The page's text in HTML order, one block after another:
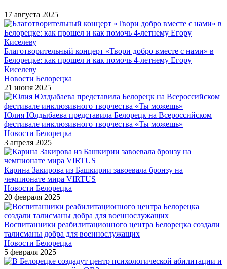
17 августа 2025
Благотворительный концерт «Твори добро вместе с нами» в
Белорецке: как прошел и как помочь 4-летнему Егору
Киселеву
Новости Белорецка
21 июня 2025
Юлия Юлдыбаева представила Белорецк на Всероссийском
фестивале инклюзивного творчества «Ты можешь»
Новости Белорецка
3 апреля 2025
Карина Закирова из Башкирии завоевала бронзу на
чемпионате мира VIRTUS
Новости Белорецка
20 февраля 2025
Воспитанники реабилитационного центра Белорецка создали
талисманы добра для военнослужащих
Новости Белорецка
5 февраля 2025